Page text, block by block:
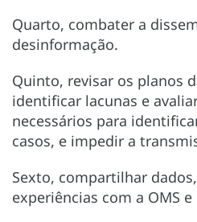
Quarto, combater a
desinformação.
Quinto, revisar os planos
identificar lacunas e
necessários para
casos, e impedir a
Sexto, compartilhar
experiências com a OMS